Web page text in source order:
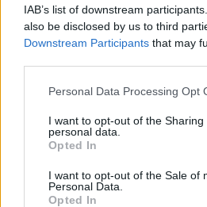
IAB’s list of downstream
also be disclosed by us to third
Downstream Participants that may
Please note that this website/app
not limited to your visit or usage
grant or deny consent to Google
use your data for below specified
consent section.
Personal Data Processing Opt
I want to opt-out of the Sharing
personal data.
Opted In
I want to opt-out of the Sale of
Personal Data.
Opted In